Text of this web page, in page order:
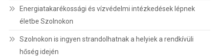
Energiatakarékossági és vízvédelmi intézkedések lépnek
életbe Szolnokon
Szolnokon is ingyen strandolhatnak a helyiek a rendkívüli
hőség idején